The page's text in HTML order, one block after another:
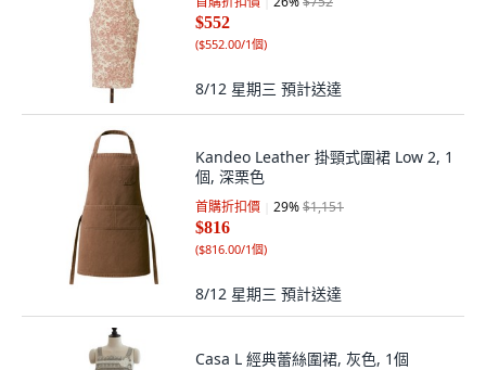
$552
($552.00/1個)
8/12 星期三 預計送達
Kandeo Leather 掛頸式圍裙 Low 2, 1
個, 深栗色
首購折扣價 29%$1,151
$816
($816.00/1個)
8/12 星期三 預計送達
Casa L 經典蕾絲圍裙, 灰色, 1個